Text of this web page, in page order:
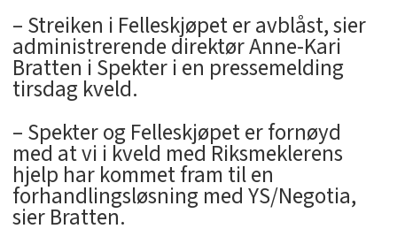
– Streiken i Felleskjøpet er avblåst, sier
administrerende direktør Anne-Kari
Bratten i Spekter i en pressemelding
tirsdag kveld.
– Spekter og Felleskjøpet er fornøyd
med at vi i kveld med Riksmeklerens
hjelp har kommet fram til en
forhandlingsløsning med YS/Negotia,
sier Bratten.